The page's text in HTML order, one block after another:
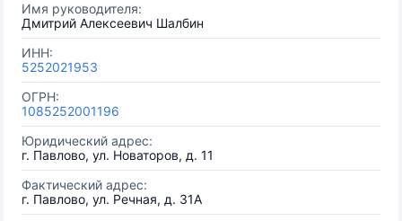
Имя руководителя:
Дмитрий Алексеевич Шалбин
ИНН:
5252021953
ОГРН:
1085252001196
Юридический адрес:
г. Павлово, ул. Новаторов, д. 11
Фактический адрес:
г. Павлово, ул. Речная, д. 31А